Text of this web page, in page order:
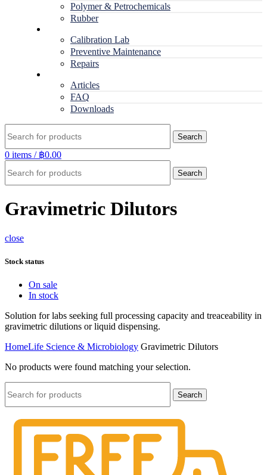
Polymer & Petrochemicals
Rubber
Calibration Lab
Preventive Maintenance
Repairs
Articles
FAQ
Downloads
Search
0 items / ฿0.00
Search
Gravimetric Dilutors
close
Stock status
On sale
In stock
Solution for labs seeking full processing capacity and treaceability in
gravimetric dilutions or liquid dispensing.
HomeLife Science & Microbiology Gravimetric Dilutors
No products were found matching your selection.
Search